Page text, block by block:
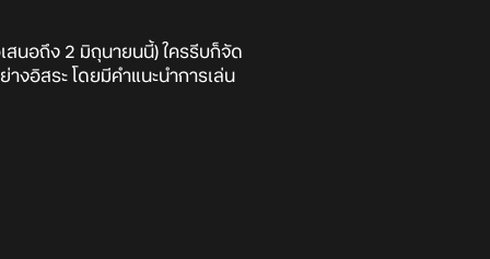
สนอถึง 2 มิถุนายนนี้) ใครรีบก็จัด
งอิสระ โดยมีคำแนะนำการเล่น